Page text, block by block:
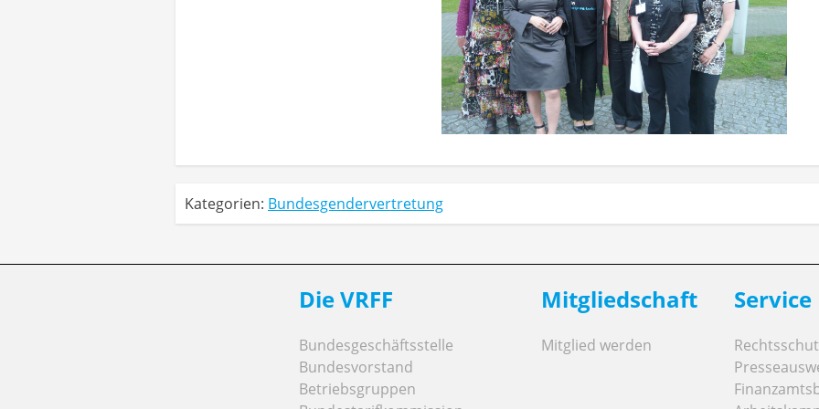
Kategorien: Bundesgendervertretung
Die VRFF
Bundesgeschäftsstelle
Bundesvorstand
Betriebsgruppen
Mitgliedschaft
Mitglied werden
Service